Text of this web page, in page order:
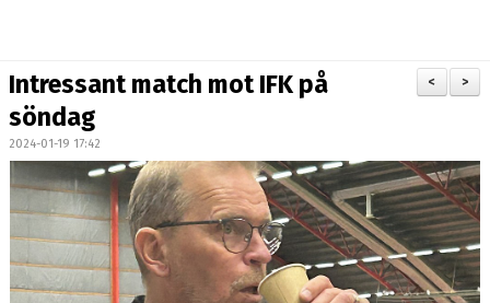
TRUPPEN
BILDGALLERI
DOKUMENT
KONTAKT
SKYTTELIGOR
>
<
Intressant match mot IFK på
söndag
2024-01-19 17:42